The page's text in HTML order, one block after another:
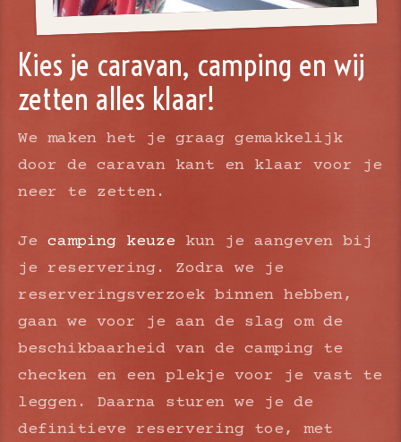
Kies je caravan, camping en wij
zetten alles klaar!
We maken het je graag gemakkelijk
door de caravan kant en klaar voor je
neer te zetten.
Je camping keuze kun je aangeven bij
je reservering. Zodra we je
reserveringsverzoek binnen hebben,
gaan we voor je aan de slag om de
beschikbaarheid van de camping te
checken en een plekje voor je vast te
leggen. Daarna sturen we je de
definitieve reservering toe, met